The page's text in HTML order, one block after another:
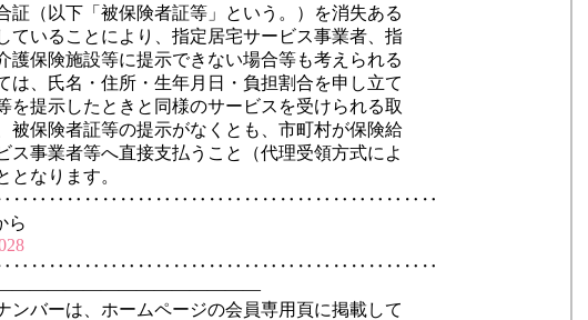
証（以下「被保険者証等」という。）を消失ある
ていることにより、指定居宅サービス事業者、指
護保険施設等に提示できない場合等も考えられる
は、氏名・住所・生年月日・負担割合を申し立て
を提示したときと同様のサービスを受けられる取
被保険者証等の提示がなくとも、市町村が保険給
ス事業者等へ直接支払うこと（代理受領方式によ
となります。
ら
バーは、ホームページの会員専用頁に掲載して